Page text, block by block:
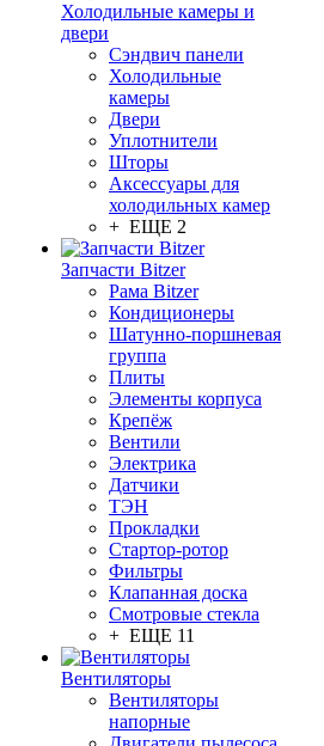
Холодильные камеры и
двери
Сэндвич панели
Холодильные
камеры
Двери
Уплотнители
Шторы
Аксессуары для
холодильных камер
+ ЕЩЕ 2
Запчасти Bitzer
Рама Bitzer
Кондиционеры
Шатунно-поршневая
группа
Плиты
Элементы корпуса
Крепёж
Вентили
Электрика
Датчики
ТЭН
Прокладки
Стартор-ротор
Фильтры
Клапанная доска
Смотровые стекла
+ ЕЩЕ 11
Вентиляторы
Вентиляторы
напорные